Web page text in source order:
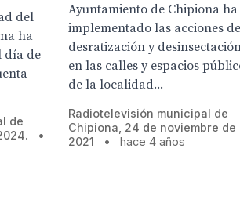
del
ha
día de
de
•
Ayuntamiento de Chipiona ha
implementado las acciones de
desratización y
en las calles y espacios
de la localidad...
Radiotelevisión municipal de
Chipiona, 24 de noviembre de
2021
• hace 4 años